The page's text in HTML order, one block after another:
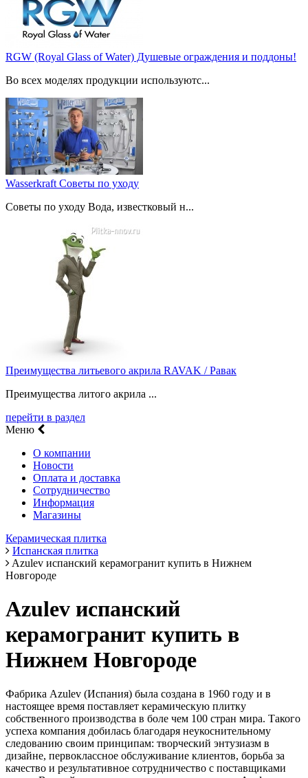
RGW (Royal Glass of Water) Душевые ограждения и поддоны!
Во всех моделях продукции используютс...
Wasserkraft Советы по уходу
Советы по уходу Вода, известковый н...
Преимущества литьевого акрила RAVAK / Равак
Преимущества литого акрила ...
перейти в раздел
Меню
О компании
Новости
Оплата и доставка
Сотрудничество
Информация
Магазины
Керамическая плитка
Испанская плитка
Azulev испанский керамогранит купить в Нижнем
Новгороде
Azulev испанский
керамогранит купить в
Нижнем Новгороде
Фабрика Azulev (Испания) была создана в 1960 году и в
настоящее время поставляет керамическую плитку
собственного производства в боле чем 100 стран мира. Такого
успеха компания добилась благодаря неукоснительному
следованию своим принципам: творческий энтузиазм в
дизайне, первоклассное обслуживание клиентов, борьба за
качество и результативное сотрудничество с поставщиками